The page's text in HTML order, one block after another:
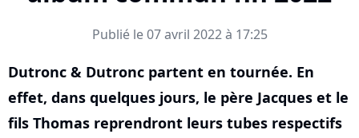
Publié le 07 avril 2022 à 17:25
Dutronc & Dutronc partent en tournée. En
effet, dans quelques jours, le père Jacques et le
fils Thomas reprendront leurs tubes respectifs